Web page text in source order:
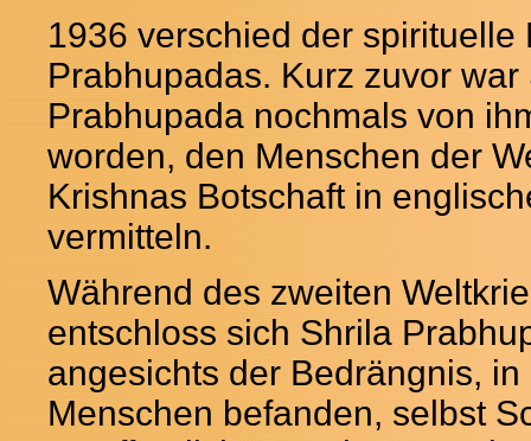
1936 verschied der spirituelle
Prabhupadas. Kurz zuvor war
Prabhupada nochmals von
worden, den Menschen der
Krishnas Botschaft in
vermitteln.
Während des zweiten
entschloss sich Shrila
angesichts der Bedrängnis,
Menschen befanden, selbst